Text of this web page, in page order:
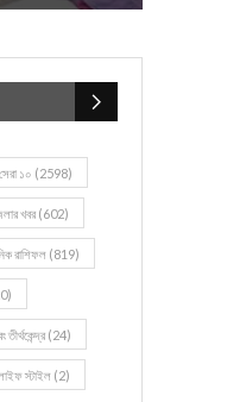
১০ (2598)
খবর (602)
রাশিফল (819)
(24)
স্টাইল (2)